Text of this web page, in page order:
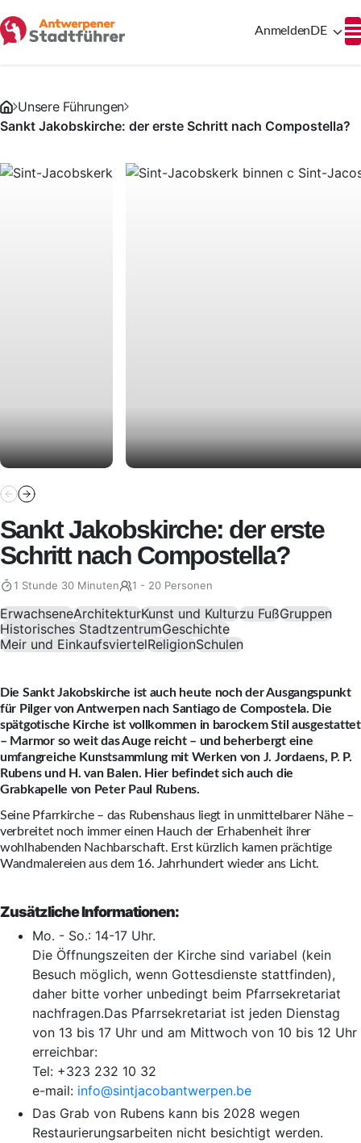
Anmelden DE
Unsere Führungen
Sankt Jakobskirche: der erste Schritt nach Compostella?
Sankt Jakobskirche: der erste
Schritt nach Compostella?
1 Stunde 30 Minuten 1 - 20 Personen
ErwachseneArchitekturKunst und Kulturzu FußGruppen
Historisches StadtzentrumGeschichte
Meir und EinkaufsviertelReligionSchulen
Die Sankt Jakobskirche ist auch heute noch der Ausgangspunkt
für Pilger von Antwerpen nach Santiago de Compostela. Die
spätgotische Kirche ist vollkommen in barockem Stil ausgestattet
– Marmor so weit das Auge reicht – und beherbergt eine
umfangreiche Kunstsammlung mit Werken von J. Jordaens, P. P.
Rubens und H. van Balen. Hier befindet sich auch die
Grabkapelle von Peter Paul Rubens.
Seine Pfarrkirche – das Rubenshaus liegt in unmittelbarer Nähe –
verbreitet noch immer einen Hauch der Erhabenheit ihrer
wohlhabenden Nachbarschaft. Erst kürzlich kamen prächtige
Wandmalereien aus dem 16. Jahrhundert wieder ans Licht.
Zusätzliche Informationen:
Mo. - So.: 14-17 Uhr.
Die Öffnungszeiten der Kirche sind variabel (kein
Besuch möglich, wenn Gottesdienste stattfinden),
daher bitte vorher unbedingt beim Pfarrsekretariat
nachfragen.Das Pfarrsekretariat ist jeden Dienstag
von 13 bis 17 Uhr und am Mittwoch von 10 bis 12 Uhr
erreichbar:
Tel: +323 232 10 32
e-mail: info@sintjacobantwerpen.be
Das Grab von Rubens kann bis 2028 wegen
Restaurierungsarbeiten nicht besichtigt werden.